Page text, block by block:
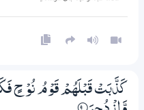
كَذَّبَتْ قَبْلَهُمْ قَوْمُ نُوْحٍ